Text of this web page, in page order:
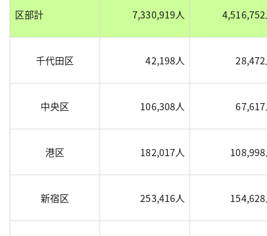
区部計 7,330,919人
千代田区 42,198人
中央区 106,308人
港区 182,017人
新宿区 253,416人